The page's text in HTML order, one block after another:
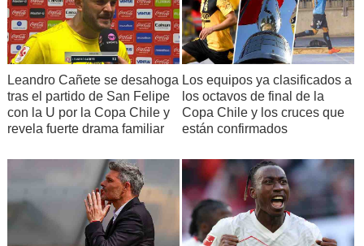
Leandro Cañete se desahoga
tras el partido de San Felipe
con la U por la Copa Chile y
revela fuerte drama familiar
Los equipos ya clasificados a
los octavos de final de la
Copa Chile y los cruces que
están confirmados